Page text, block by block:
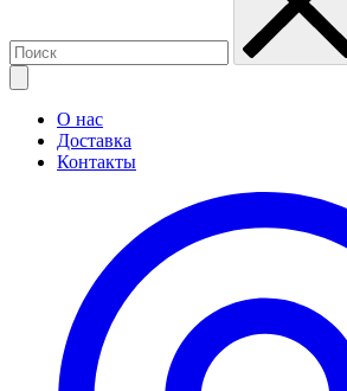
О нас
Доставка
Контакты